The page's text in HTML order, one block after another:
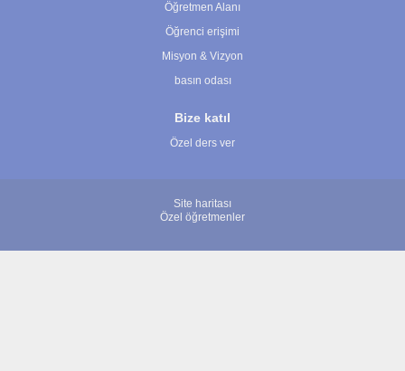
Öğretmen Alanı
Öğrenci erişimi
Misyon & Vizyon
basın odası
Bize katıl
Özel ders ver
Site haritası
Özel öğretmenler